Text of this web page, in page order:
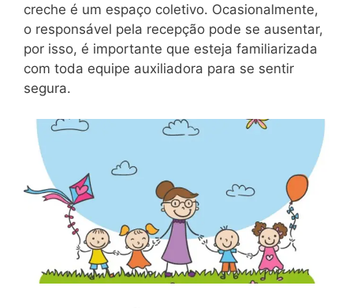
creche é um espaço coletivo. Ocasionalmente,
o responsável pela recepção pode se ausentar,
por isso, é importante que esteja familiarizada
com toda equipe auxiliadora para se sentir
segura.